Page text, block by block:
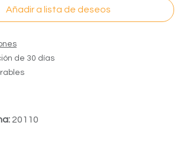
Añadir a lista de deseos
de 30 días
20110